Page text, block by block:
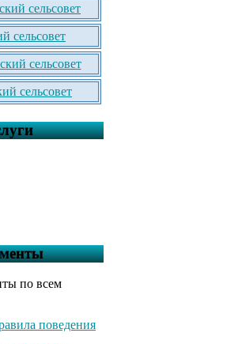
сельсовет
сельсовет
сельсовет
сельсовет
по всем
поведения